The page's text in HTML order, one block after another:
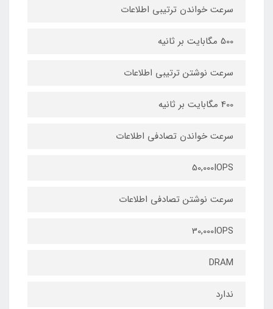
سرعت خواندن ترتیبی اطلاعات
500 مگابایت بر ثانیه
سرعت نوشتن ترتیبی اطلاعات
400 مگابایت بر ثانیه
سرعت خواندن تصادفی اطلاعات
50,000IOPS
سرعت نوشتن تصادفی اطلاعات
30,000IOPS
DRAM
ندارد